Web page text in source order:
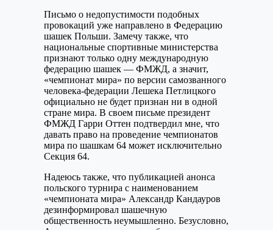
Письмо о недопустимости подобных
провокаций уже направлено в Федерацию
шашек Польши. Замечу также, что
национальные спортивные министерства
признают только одну международную
федерацию шашек — ФМЖД, а значит,
«чемпионат мира» по версии самозванного
человека-федерации Лешека Петлицкого
официально не будет признан ни в одной
стране мира. В своем письме президент
ФМЖД Гарри Оттен подтвердил мне, что
давать право на проведение чемпионатов
мира по шашкам 64 может исключительно
Секция 64.
Надеюсь также, что публикацией анонса
польского турнира с наименованием
«чемпионата мира» Александр Кандауров
дезинформировал шашечную
общественность неумышленно. Безусловно,